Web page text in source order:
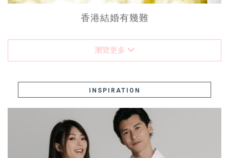
香港結婚有幾難
瀏覽更多
INSPIRATION